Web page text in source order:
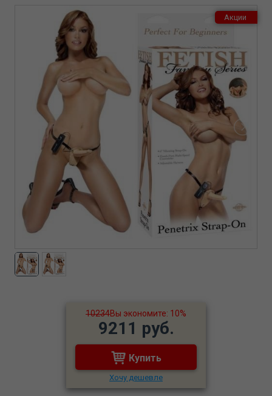
Акции
10234Вы экономите: 10%
9211 руб.
Купить
Хочу дешевле